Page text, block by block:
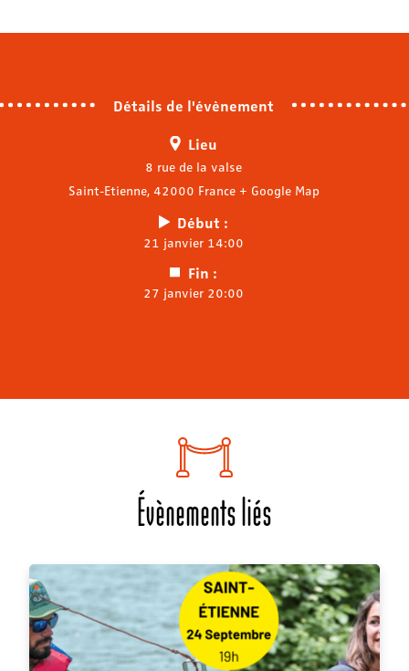
Détails de l'évènement
Lieu
8 rue de la valse
Saint-Etienne, 42000 France + Google Map
Début :
21 janvier 14:00
Fin :
27 janvier 20:00
Évènements liés